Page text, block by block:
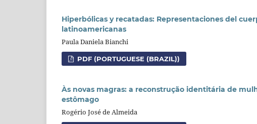
Hiperbólicas y recatadas: Representaciones del
latinoamericanas
Paula Daniela Bianchi
PDF (PORTUGUESE (BRAZIL))
Às novas magras: a reconstrução identitária de
estômago
Rogério José de Almeida